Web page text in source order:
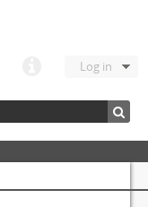
Log in